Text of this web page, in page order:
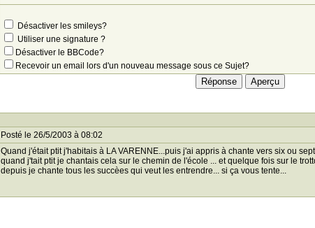
Désactiver les smileys?
Utiliser une signature ?
Désactiver le BBCode?
Recevoir un email lors d'un nouveau message sous ce Sujet?
Posté le 26/5/2003 à 08:02
Quand j'était ptit j'habitais à LA VARENNE...puis j'ai appris à chante vers six ou
quand j'tait ptit je chantais cela sur le chemin de l'école ... et quelque fois sur le
depuis je chante tous les succèes qui veut les entrendre... si ça vous tente...